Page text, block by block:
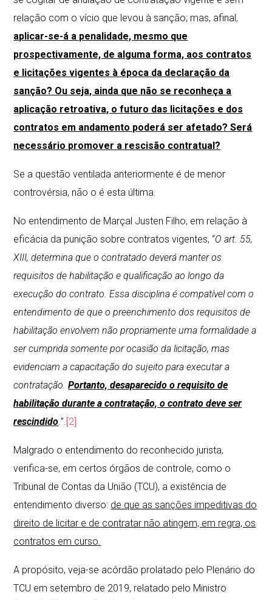
relação com o vício que levou à sanção; mas, afinal,
aplicar-se-á a penalidade, mesmo que
prospectivamente, de alguma forma, aos contratos
e licitações vigentes à época da declaração da
sanção? Ou seja, ainda que não se reconheça a
aplicação retroativa, o futuro das licitações e dos
contratos em andamento poderá ser afetado? Será
necessário promover a rescisão contratual?
Se a questão ventilada anteriormente é de menor
controvérsia, não o é esta última.
No entendimento de Marçal Justen Filho, em relação à
eficácia da punição sobre contratos vigentes, “O art. 55,
XIII, determina que o contratado deverá manter os
requisitos de habilitação e qualificação ao longo da
execução do contrato. Essa disciplina é compatível com o
entendimento de que o preenchimento dos requisitos de
habilitação envolvem não propriamente uma formalidade a
ser cumprida somente por ocasião da licitação, mas
evidenciam a capacitação do sujeito para executar a
contratação.Portanto, desaparecido o requisito de
habilitação durante a contratação, o contrato deve ser
rescindido.”. [2]
Malgrado o entendimento do reconhecido jurista,
verifica-se, em certos órgãos de controle, como o
Tribunal de Contas da União (TCU), a existência de
entendimento diverso: de que as sanções impeditivas do
direito de licitar e de contratar não atingem, em regra, os
contratos em curso.
A propósito, veja-se acórdão prolatado pelo Plenário do
TCU em setembro de 2019, relatado pelo Ministro